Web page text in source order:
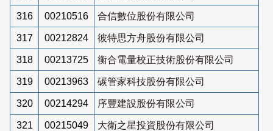
316 00210516 合信數位股份有限公司
317 00212824 彼特思方舟股份有限公司
318 00213725 衡合電量校正技術股份有限公司
319 00213963 碳管家科技股份有限公司
320 00214294 序豐建設股份有限公司
321 00215049 大衛之星投資股份有限公司